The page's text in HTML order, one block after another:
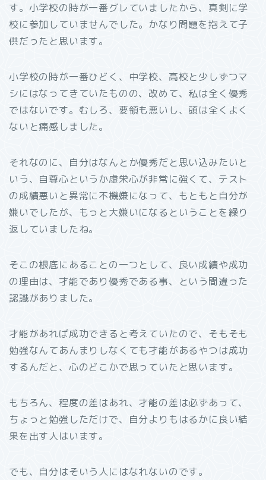
す。小学校の時が一番グレていましたから、真剣に学
校に参加していませんでした。かなり問題を抱えて子
供だったと思います。
小学校の時が一番ひどく、中学校、高校と少しずつマ
シにはなってきていたものの、改めて、私は全く優秀
ではないです。むしろ、要領も悪いし、頭は全くよく
ないと痛感しました。
それなのに、自分はなんとか優秀だと思い込みたいと
いう、自尊心というか虚栄心が非常に強くて、テスト
の成績悪いと異常に不機嫌になって、もともと自分が
嫌いでしたが、もっと大嫌いになるということを繰り
返していましたね。
そこの根底にあることの一つとして、良い成績や成功
の理由は、才能であり優秀である事、という間違った
認識がありました。
才能があれば成功できると考えていたので、そもそも
勉強なんてあんまりしなくても才能があるやつは成功
するんだと、心のどこかで思っていたと思います。
もちろん、程度の差はあれ、才能の差は必ずあって、
ちょっと勉強しただけで、自分よりもはるかに良い結
果を出す人はいます。
でも、自分はそいう人にはなれないのです。